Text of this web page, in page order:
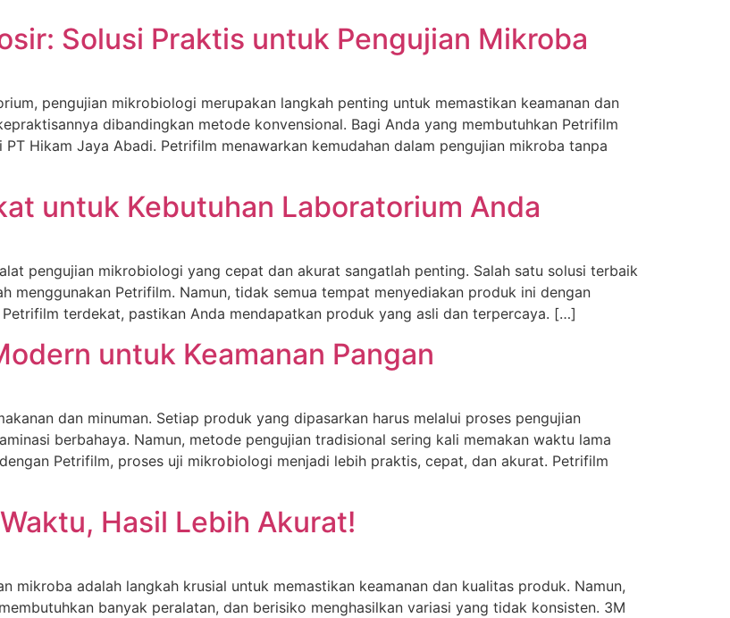
Solusi Praktis untuk Pengujian Mikroba
pengujian mikrobiologi merupakan langkah penting untuk memastikan keamanan dan
dibandingkan metode konvensional. Bagi Anda yang membutuhkan Petrifilm
Hikam Jaya Abadi. Petrifilm menawarkan kemudahan dalam pengujian mikroba tanpa
untuk Kebutuhan Laboratorium Anda
pengujian mikrobiologi yang cepat dan akurat sangatlah penting. Salah satu solusi terbaik
menggunakan Petrifilm. Namun, tidak semua tempat menyediakan produk ini dengan
terdekat, pastikan Anda mendapatkan produk yang asli dan terpercaya. […]
untuk Keamanan Pangan
dan minuman. Setiap produk yang dipasarkan harus melalui proses pengujian
berbahaya. Namun, metode pengujian tradisional sering kali memakan waktu lama
Petrifilm, proses uji mikrobiologi menjadi lebih praktis, cepat, dan akurat. Petrifilm
Hasil Lebih Akurat!
mikroba adalah langkah krusial untuk memastikan keamanan dan kualitas produk. Namun,
banyak peralatan, dan berisiko menghasilkan variasi yang tidak konsisten. 3M